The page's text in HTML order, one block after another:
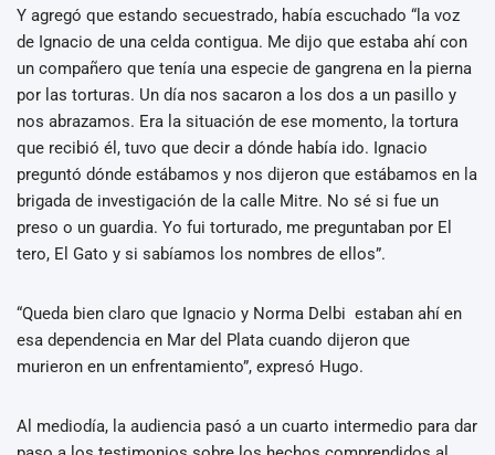
Y agregó que estando secuestrado, había escuchado “la voz
de Ignacio de una celda contigua. Me dijo que estaba ahí con
un compañero que tenía una especie de gangrena en la pierna
por las torturas. Un día nos sacaron a los dos a un pasillo y
nos abrazamos. Era la situación de ese momento, la tortura
que recibió él, tuvo que decir a dónde había ido. Ignacio
preguntó dónde estábamos y nos dijeron que estábamos en la
brigada de investigación de la calle Mitre. No sé si fue un
preso o un guardia. Yo fui torturado, me preguntaban por El
tero, El Gato y si sabíamos los nombres de ellos”.
“Queda bien claro que Ignacio y Norma Delbi estaban ahí en
esa dependencia en Mar del Plata cuando dijeron que
murieron en un enfrentamiento”, expresó Hugo.
Al mediodía, la audiencia pasó a un cuarto intermedio para dar